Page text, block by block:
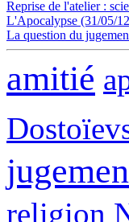
Reprise de l'atelier :
L'Apocalypse (31/05/
La question du
amitié
religion